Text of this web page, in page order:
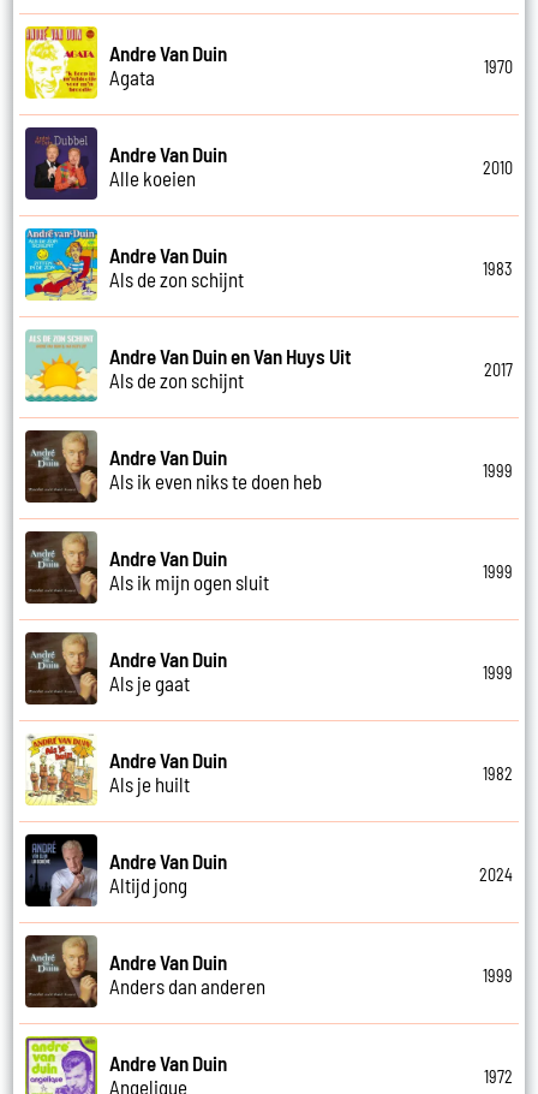
Andre Van Duin
Agata
1970
Andre Van Duin
Alle koeien
2010
Andre Van Duin
Als de zon schijnt
1983
Andre Van Duin en Van Huys Uit
Als de zon schijnt
2017
Andre Van Duin
Als ik even niks te doen heb
1999
Andre Van Duin
Als ik mijn ogen sluit
1999
Andre Van Duin
Als je gaat
1999
Andre Van Duin
Als je huilt
1982
Andre Van Duin
Altijd jong
2024
Andre Van Duin
Anders dan anderen
1999
Andre Van Duin
Angelique
1972